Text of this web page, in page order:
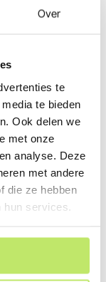
Over
te
te bieden
Ook delen we
met onze
analyse. Deze
met andere
die ze hebben
services.
in de
hiermee prima
in
in-lite
eenvoudig via
je bij
je
passen. Bestel